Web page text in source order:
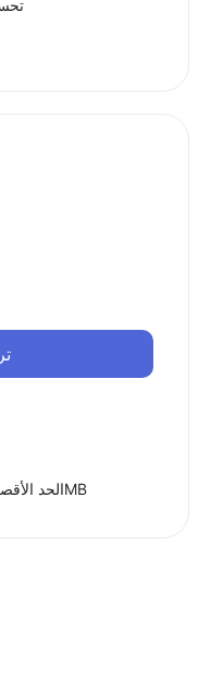
الحد الأقصى لحجم الملف المدعوم هو 500MB